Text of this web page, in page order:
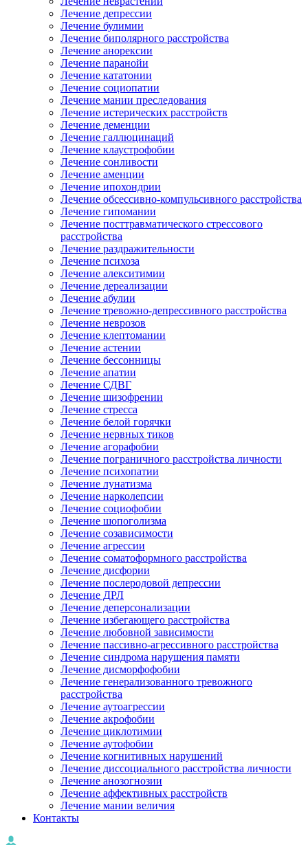
Лечение депрессии
Лечение булимии
Лечение биполярного расстройства
Лечение анорексии
Лечение паранойи
Лечение кататонии
Лечение социопатии
Лечение мании преследования
Лечение истерических расстройств
Лечение деменции
Лечение галлюцинаций
Лечение клаустрофобии
Лечение сонливости
Лечение аменции
Лечение ипохондрии
Лечение обсессивно-компульсивного расстройства
Лечение гипомании
Лечение посттравматического стрессового
расстройства
Лечение раздражительности
Лечение психоза
Лечение алекситимии
Лечение дереализации
Лечение абулии
Лечение тревожно-депрессивного расстройства
Лечение неврозов
Лечение клептомании
Лечение астении
Лечение бессонницы
Лечение апатии
Лечение СДВГ
Лечение шизофрении
Лечение стресса
Лечение белой горячки
Лечение нервных тиков
Лечение агорафобии
Лечение пограничного расстройства личности
Лечение психопатии
Лечение лунатизма
Лечение нарколепсии
Лечение социофобии
Лечение шопоголизма
Лечение созависимости
Лечение агрессии
Лечение соматоформного расстройства
Лечение дисфории
Лечение послеродовой депрессии
Лечение ДРЛ
Лечение деперсонализации
Лечение избегающего расстройства
Лечение любовной зависимости
Лечение пассивно-агрессивного расстройства
Лечение синдрома нарушения памяти
Лечение дисморфофобии
Лечение генерализованного тревожного
расстройства
Лечение аутоагрессии
Лечение акрофобии
Лечение циклотимии
Лечение аутофобии
Лечение когнитивных нарушений
Лечение диссоциального расстройства личности
Лечение анозогнозии
Лечение аффективных расстройств
Лечение мании величия
Контакты